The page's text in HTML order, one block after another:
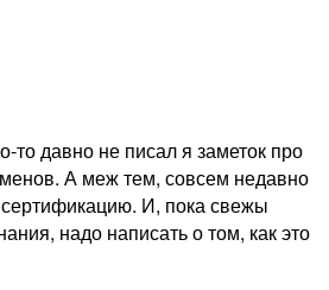
то давно не писал я заметок про
А меж тем, совсем недавно
И, пока свежы
надо написать о том, как это